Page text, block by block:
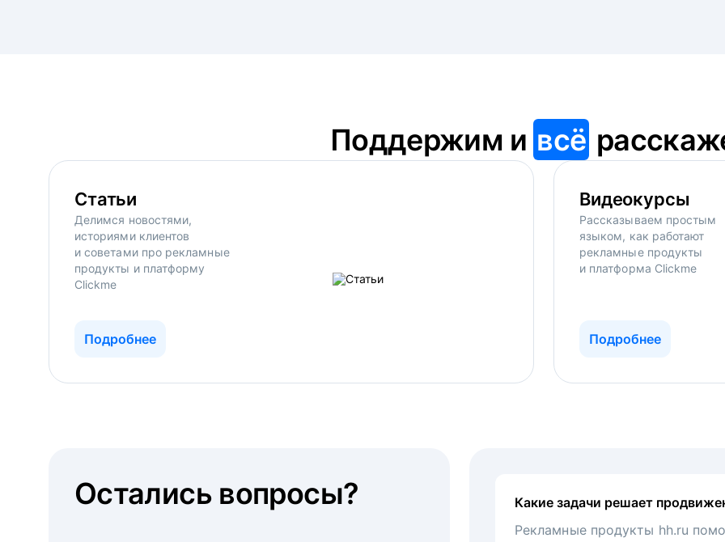
Поддержим и всё
Статьи
Делимся новостями,
историями клиентов
и советами про рекламные
продукты и платформу
Clickme
Подробнее
Видеокурсы
Рассказываем простым
языком, как работают
рекламные продукты
и платформа Clickme
Подробнее
Какие задачи решает
Рекламные продукты hh.ru
Остались вопросы?